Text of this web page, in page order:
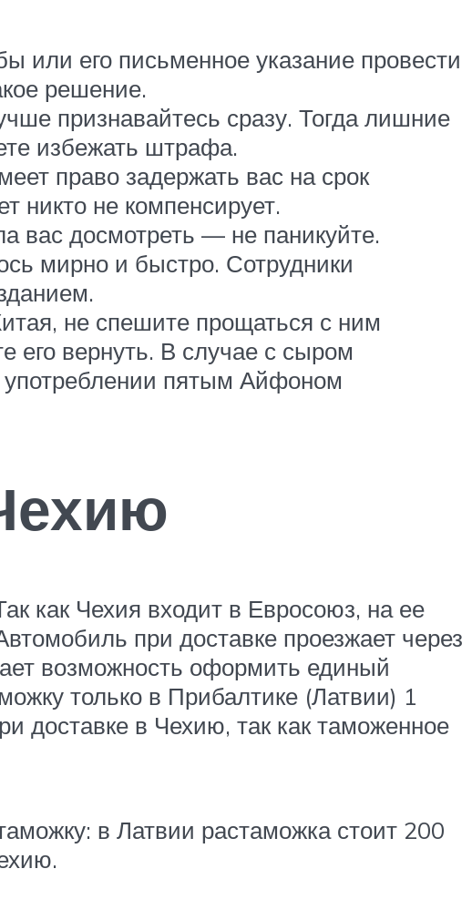
или его письменное указание провести
решение.
признавайтесь сразу. Тогда лишние
избежать штрафа.
право задержать вас на срок
никто не компенсирует.
вас досмотреть — не паникуйте.
мирно и быстро. Сотрудники
не спешите прощаться с ним
его вернуть. В случае с сыром
пятым Айфоном
как Чехия входит в Евросоюз, на ее
при доставке проезжает через
возможность оформить единый
только в Прибалтике (Латвии) 1
доставке в Чехию, так как таможенное
в Латвии растаможка стоит 200